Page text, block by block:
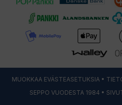
MUOKKAA EVÄSTEASETUKSIA •
SEPPO VUODESTA 1984 •